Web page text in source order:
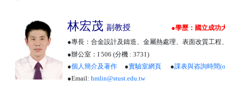
林宏茂 副教授 ●學歷：國立成功
●專長：合金設計及鑄造、金屬熱處理、表面改質工程
●辦公室：I 506 (分機 : 3731)
●個人簡介及著作 ●實驗室網頁 ●課表與咨詢時間
●Email: hmlin@stust.edu.tw